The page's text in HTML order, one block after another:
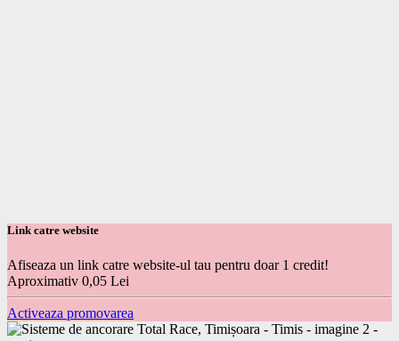
Link catre website
Afiseaza un link catre website-ul tau pentru doar 1 credit!
Aproximativ 0,05 Lei
Activeaza promovarea